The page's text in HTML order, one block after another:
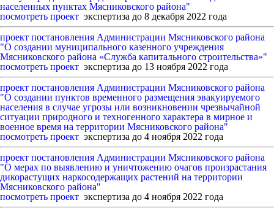
населенных пунктах Мясниковского района"
посмотреть проект экспертиза до 8 декабря 2022 года
проект постановления Администрации Мясниковского района
"О создании муниципального казенного учреждения
Мясниковского района «Служба капитального строительства»"
посмотреть проект экспертиза до 13 ноября 2022 года
проект постановления Администрации Мясниковского района
"О создании пунктов временного размещения эвакуируемого
населения в случае угрозы или возникновении чрезвычайной
ситуации природного и техногенного характера в мирное и
военное время на территории Мясниковского района"
посмотреть проект экспертиза до 4 ноября 2022 года
проект постановления Администрации Мясниковского района
"О мерах по выявлению и уничтожению очагов произрастания
дикорастущих наркосодержащих растений на территории
Мясниковского района"
посмотреть проект экспертиза до 4 ноября 2022 года